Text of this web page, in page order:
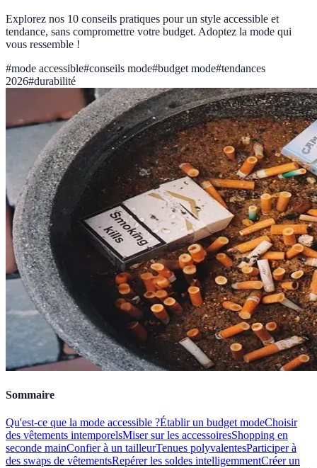
Explorez nos 10 conseils pratiques pour un style accessible et
tendance, sans compromettre votre budget. Adoptez la mode qui
vous ressemble !
#mode accessible#conseils mode#budget mode#tendances
2026#durabilité
Sommaire
Qu'est-ce que la mode accessible ?Établir un budget modeChoisir
des vêtements intemporelsMiser sur les accessoiresShopping en
seconde mainConfier à un tailleurTenues polyvalentesParticiper à
des swaps de vêtementsRepérer les soldes intelligemmentCréer un